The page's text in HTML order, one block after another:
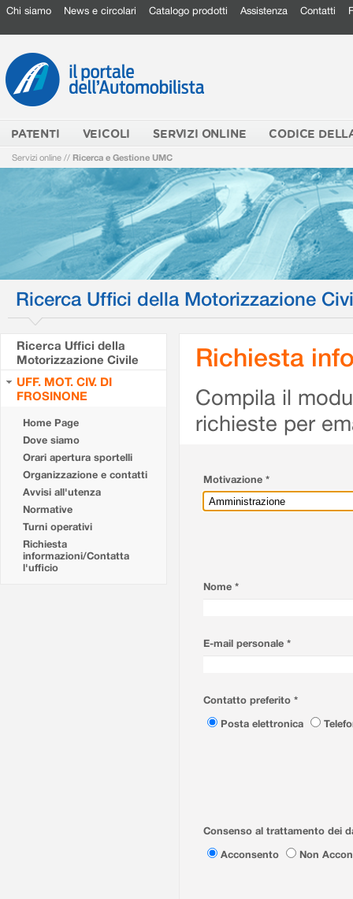
Chi siamo News e circolari Catalogo prodotti Assistenza Contatti
PATENTI VEICOLI SERVIZI ONLINE CODICE
Servizi online // Ricerca e Gestione UMC
Ricerca Uffici della Motorizzazione
Ricerca Uffici della
Motorizzazione Civile
UFF. MOT. CIV. DI
FROSINONE
Home Page
Dove siamo
Orari apertura sportelli
Organizzazione e contatti
Avvisi all'utenza
Normative
Turni operativi
Richiesta
informazioni/Contatta
l'ufficio
Richiesta
Compila il
richieste per
Motivazione *
Nome *
E-mail personale *
Contatto preferito *
Posta elettronica
Consenso al trattamento dei
Acconsento
Non